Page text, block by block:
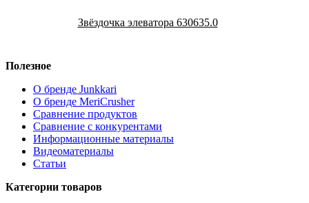
Звёздочка элеватора 630635.0
Полезное
О бренде Junkkari
О бренде MeriCrusher
Сравнение продуктов
Сравнение с конкурентами
Информационные материалы
Видеоматериалы
Статьи
Категории товаров